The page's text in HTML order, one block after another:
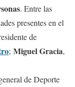
. Entre las
presentes en el
de
; Miguel Gracia,
de Deporte